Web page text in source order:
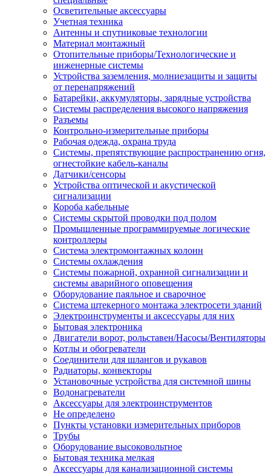
Осветительные аксессуары
Учетная техника
Антенны и спутниковые технологии
Материал монтажный
Отопительные приборы/Технологические и
инженерные системы
Устройства заземления, молниезащиты и защиты
от перенапряжений
Батарейки, аккумуляторы, зарядные устройства
Системы распределения высокого напряжения
Разъемы
Контрольно-измерительные приборы
Рабочая одежда, охрана труда
Системы, препятствующие распространению огня,
огнестойкие кабель-каналы
Датчики/сенсоры
Устройства оптической и акустической
сигнализации
Короба кабельные
Системы скрытой проводки под полом
Промышленные программируемые логические
контроллеры
Система электромонтажных колонн
Системы охлаждения
Системы пожарной, охранной сигнализации и
системы аварийного оповещения
Оборудование паяльное и сварочное
Система штекерного монтажа электросети зданий
Электроинструменты и аксессуары для них
Бытовая электроника
Двигатели ворот, рольставен/Насосы/Вентиляторы
Котлы и обогреватели
Соединители для шлангов и рукавов
Радиаторы, конвекторы
Установочные устройства для системной шины
Водонагреватели
Аксессуары для электроинструментов
Не определено
Пункты установки измерительных приборов
Трубы
Оборудование высоковольтное
Бытовая техника мелкая
Аксессуары для канализационной системы